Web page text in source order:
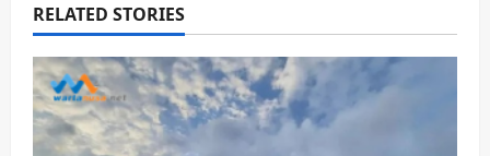
i
g
a
RELATED STORIES